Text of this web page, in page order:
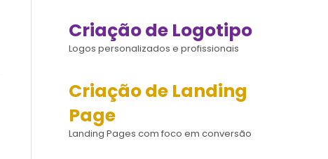
Criação de Logotipo
Logos personalizados e profissionais
Criação de Landing
Page
Landing Pages com foco em conversão